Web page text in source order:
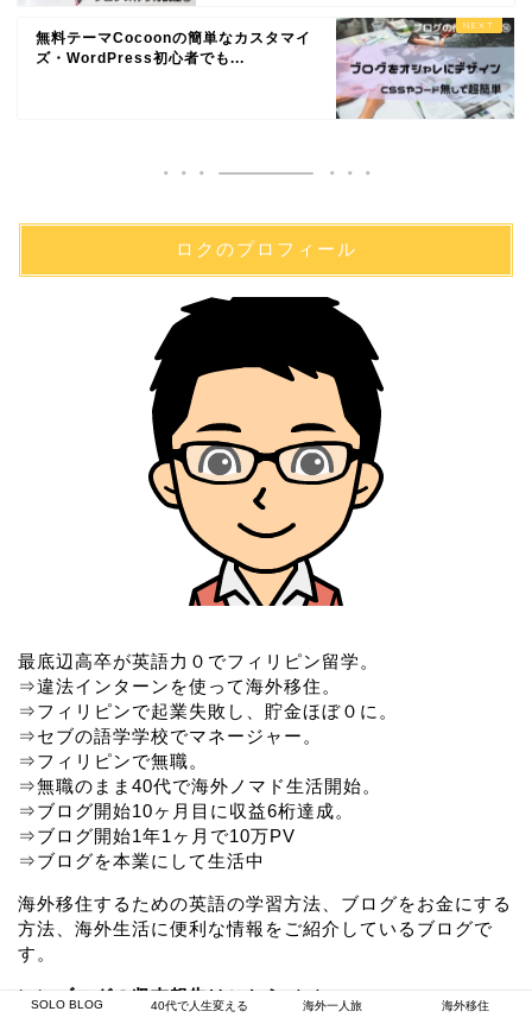
無料テーマCocoonの簡単なカスタマイ
ズ・WordPress初心者でも...
ロクのプロフィール
最底辺高卒が英語力０でフィリピン留学。
⇒違法インターンを使って海外移住。
⇒フィリピンで起業失敗し、貯金ほぼ０に。
⇒セブの語学学校でマネージャー。
⇒フィリピンで無職。
⇒無職のまま40代で海外ノマド生活開始。
⇒ブログ開始10ヶ月目に収益6桁達成。
⇒ブログ開始1年1ヶ月で10万PV
⇒ブログを本業にして生活中
海外移住するための英語の学習方法、ブログをお金にする
方法、海外生活に便利な情報をご紹介しているブログで
す。
＼＼ブログの収支報告はこちら／／
SOLO BLOG 40代で人生変える 海外一人旅 海外移住